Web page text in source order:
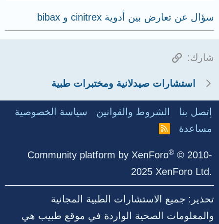
سؤال عن تعارض بين أدوية cinitrex و bibax
شارك: الرابط
استشارات صيدلانية ومختبرات طبية
إتصل بنا الشروط والقوانين
سياسة الخصوصية
مساعدة
R
Community platform by XenForo® © 2010-
2025 XenForo Ltd.
تحذير: جميع الاستشارات الطبية المجانية
والمعلومات الصحية الواردة في موقع طبيب هي